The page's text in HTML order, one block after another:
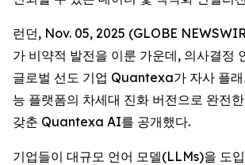
런던, Nov. 05, 2025 (GLOBE
가 비약적 발전을 이룬 가운데, 의사결정
글로벌 선도 기업 Quantexa가 자사 플
능 플랫폼의 차세대 진화 버전으로 완전
갖춘 Quantexa AI를 공개했다.
기업들이 대규모 언어 모델(LLMs)을 도